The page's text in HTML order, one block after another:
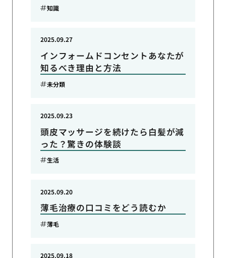
知識
インフォームドコンセントあなたが
知るべき理由と方法
2025.09.27
未分類
頭皮マッサージを続けたら白髪が減
った？驚きの体験談
2025.09.23
生活
薄毛治療の口コミをどう読むか
2025.09.20
薄毛
2025.09.18